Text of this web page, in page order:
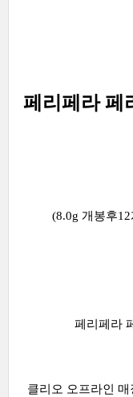
페리페라 페
(8.0g 개봉후
페리페라
클리오 오프라인